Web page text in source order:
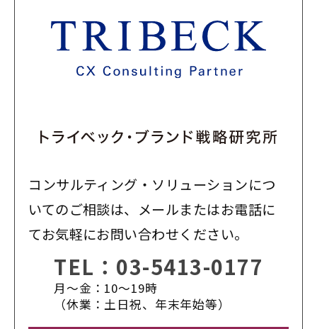
コンサルティング・ソリューションにつ
いてのご相談は、メールまたはお電話に
てお気軽にお問い合わせください。
TEL： 03-5413-0177
月〜金：10〜19時
（休業：土日祝、年末年始等）